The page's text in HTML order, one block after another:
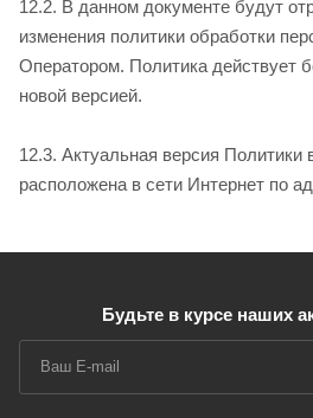
12.2. В данном документе будут
изменения политики обработки
Оператором. Политика действует
новой версией.
12.3. Актуальная версия Политики
расположена в сети Интернет по
Будьте в курсе наших